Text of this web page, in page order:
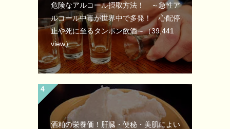
危険なアルコール摂取方法！ ～急性ア
ルコール中毒が世界中で多発！ 心配停
止や死に至るタンポン飲酒～（39,441
view）
酒粕の栄養価！肝臓・便秘・美肌によい